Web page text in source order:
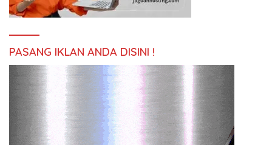
PASANG IKLAN ANDA DISINI !